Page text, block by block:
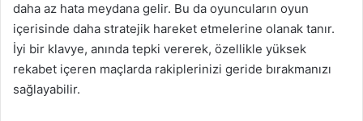
daha az hata meydana gelir. Bu da oyuncuların oyun
içerisinde daha stratejik hareket etmelerine olanak tanır.
İyi bir klavye, anında tepki vererek, özellikle yüksek
rekabet içeren maçlarda rakiplerinizi geride bırakmanızı
sağlayabilir.